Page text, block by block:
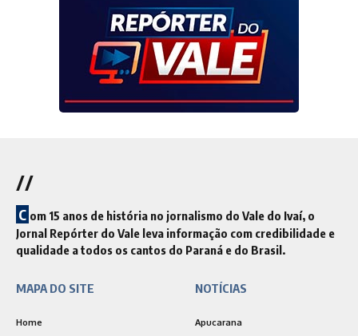
//
C om 15 anos de história no jornalismo do Vale do Ivaí, o
Jornal Repórter do Vale leva informação com credibilidade e
qualidade a todos os cantos do Paraná e do Brasil.
MAPA DO SITE
Home
NOTÍCIAS
Apucarana